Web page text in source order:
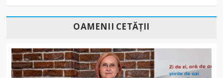
OAMENII CETĂȚII